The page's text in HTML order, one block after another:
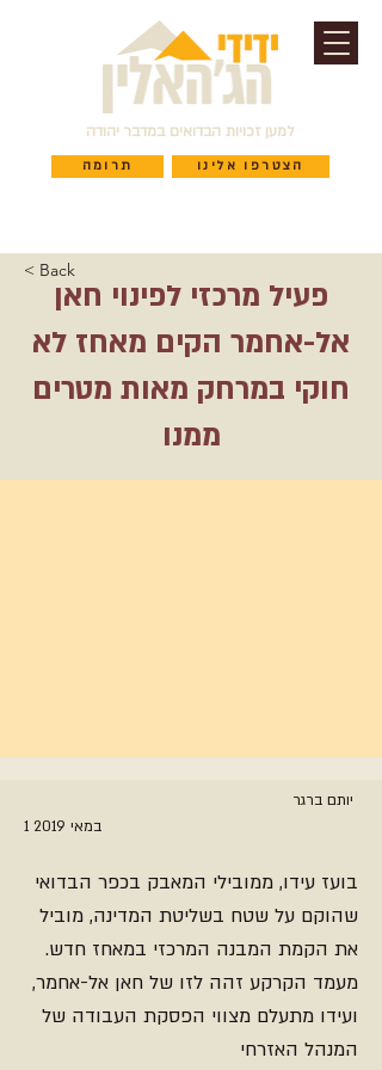
למען זכויות הבדואים במדבר יהודה
תרומה הצטרפו אלינו
< Back
פעיל מרכזי לפינוי חאן
אל-אחמר הקים מאחז לא
חוקי במרחק מאות מטרים
ממנו
יותם ברגר
1 במאי 2019
בועז עידו, ממובילי המאבק בכפר הבדואי
שהוקם על שטח בשליטת המדינה, מוביל
את הקמת המבנה המרכזי במאחז חדש.
מעמד הקרקע זהה לזו של חאן אל-אחמר,
ועידו מתעלם מצווי הפסקת העבודה של
המנהל האזרחי